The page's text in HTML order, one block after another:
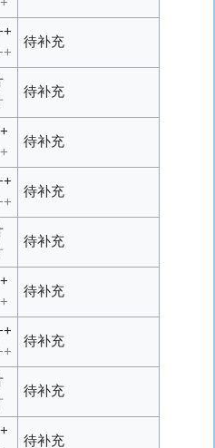
待补充
待补充
待补充
待补充
待补充
待补充
待补充
待补充
待补充